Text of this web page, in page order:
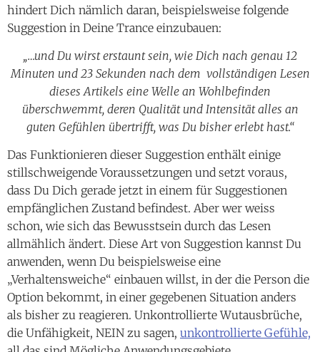
hindert Dich nämlich daran, beispielsweise folgende
Suggestion in Deine Trance einzubauen:
„…und Du wirst erstaunt sein, wie Dich nach genau 12
Minuten und 23 Sekunden nach dem vollständigen Lesen
dieses Artikels eine Welle an Wohlbefinden
überschwemmt, deren Qualität und Intensität alles an
guten Gefühlen übertrifft, was Du bisher erlebt hast.“
Das Funktionieren dieser Suggestion enthält einige
stillschweigende Voraussetzungen und setzt voraus,
dass Du Dich gerade jetzt in einem für Suggestionen
empfänglichen Zustand befindest. Aber wer weiss
schon, wie sich das Bewusstsein durch das Lesen
allmählich ändert. Diese Art von Suggestion kannst Du
anwenden, wenn Du beispielsweise eine
„Verhaltensweiche“ einbauen willst, in der die Person die
Option bekommt, in einer gegebenen Situation anders
als bisher zu reagieren. Unkontrollierte Wutausbrüche,
die Unfähigkeit, NEIN zu sagen, unkontrollierte Gefühle,